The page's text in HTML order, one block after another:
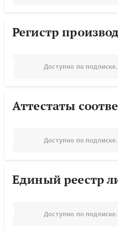
Регистр
Доступно по подписке.
Аттестаты
Доступно по подписке.
Единый реестр
Доступно по подписке.